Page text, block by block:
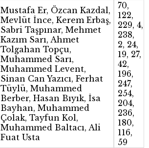
Mustafa Er, Özcan Kazdal,
Mevlüt İnce, Kerem Erbaş,
Sabri Taşpınar, Mehmet
Kazım Sarı, Ahmet
Tolgahan Topçu,
Muhammed Sarı,
Muhammed Levent,
Sinan Can Yazıcı, Ferhat
Tüylü, Muhammed
Berber, Hasan Bıyık, İsa
Bayhan, Muhammed
Çolak, Tayfun Kol,
Muhammed Baltacı, Ali
Fuat Usta
70,
122,
229, 4,
238,
2, 24,
19, 27,
42,
196,
247,
254,
204,
236,
180,
116,
59